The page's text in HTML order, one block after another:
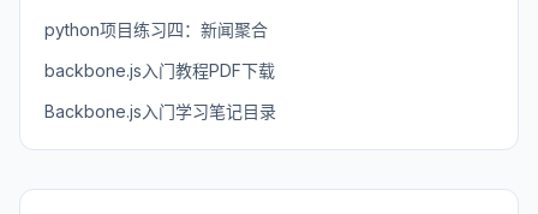
python项目练习四：新闻聚合
backbone.js入门教程PDF下载
Backbone.js入门学习笔记目录